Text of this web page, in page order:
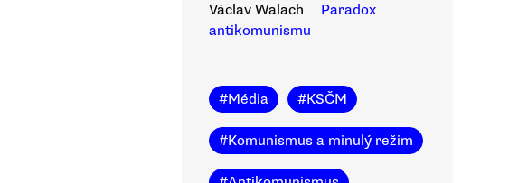
Václav Walach
Paradox
antikomunismu
#Média #KSČM
#Komunismus a minulý režim